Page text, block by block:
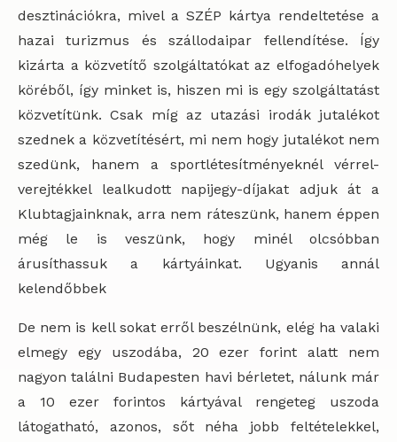
desztinációkra, mivel a SZÉP kártya rendeltetése a
hazai turizmus és szállodaipar fellendítése. Így
kizárta a közvetítő szolgáltatókat az elfogadóhelyek
köréből, így minket is, hiszen mi is egy szolgáltatást
közvetítünk. Csak míg az utazási irodák jutalékot
szednek a közvetítésért, mi nem hogy jutalékot nem
szedünk, hanem a sportlétesítményeknél vérrel-
verejtékkel lealkudott napijegy-díjakat adjuk át a
Klubtagjainknak, arra nem ráteszünk, hanem éppen
még le is veszünk, hogy minél olcsóbban
árusíthassuk a kártyáinkat. Ugyanis annál
kelendőbbek
De nem is kell sokat erről beszélnünk, elég ha valaki
elmegy egy uszodába, 20 ezer forint alatt nem
nagyon találni Budapesten havi bérletet, nálunk már
a 10 ezer forintos kártyával rengeteg uszoda
látogatható, azonos, sőt néha jobb feltételekkel,